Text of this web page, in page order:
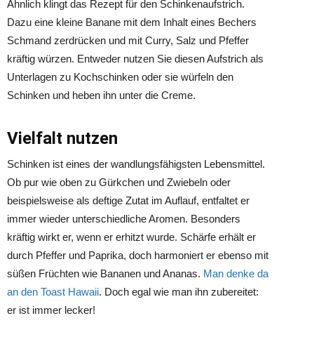
Ähnlich klingt das Rezept für den Schinkenaufstrich.
Dazu eine kleine Banane mit dem Inhalt eines Bechers
Schmand zerdrücken und mit Curry, Salz und Pfeffer
kräftig würzen. Entweder nutzen Sie diesen Aufstrich als
Unterlagen zu Kochschinken oder sie würfeln den
Schinken und heben ihn unter die Creme.
Vielfalt nutzen
Schinken ist eines der wandlungsfähigsten Lebensmittel.
Ob pur wie oben zu Gürkchen und Zwiebeln oder
beispielsweise als deftige Zutat im Auflauf, entfaltet er
immer wieder unterschiedliche Aromen. Besonders
kräftig wirkt er, wenn er erhitzt wurde. Schärfe erhält er
durch Pfeffer und Paprika, doch harmoniert er ebenso mit
süßen Früchten wie Bananen und Ananas. Man denke da
an den Toast Hawaii. Doch egal wie man ihn zubereitet:
er ist immer lecker!